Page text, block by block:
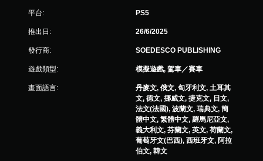
平台: PS5
推出日: 26/6/2025
發行商: SOEDESCO PUBLISHING
遊戲類型: 模擬遊戲, 駕車／賽車
畫面語言:
丹麥文, 俄文, 匈牙利文, 土耳其
文, 德文, 挪威文, 捷克文, 日文,
法文(法國), 波蘭文, 瑞典文, 簡
體中文, 繁體中文, 羅馬尼亞文,
義大利文, 芬蘭文, 英文, 荷蘭文,
葡萄牙文(巴西), 西班牙文, 阿拉
伯文, 韓文